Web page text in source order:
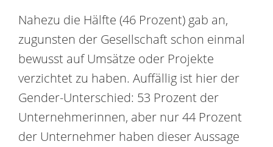
Nahezu die Hälfte (46 Prozent) gab an,
zugunsten der Gesellschaft schon einmal
bewusst auf Umsätze oder Projekte
verzichtet zu haben. Auffällig ist hier der
Gender-Unterschied: 53 Prozent der
Unternehmerinnen, aber nur 44 Prozent
der Unternehmer haben dieser Aussage